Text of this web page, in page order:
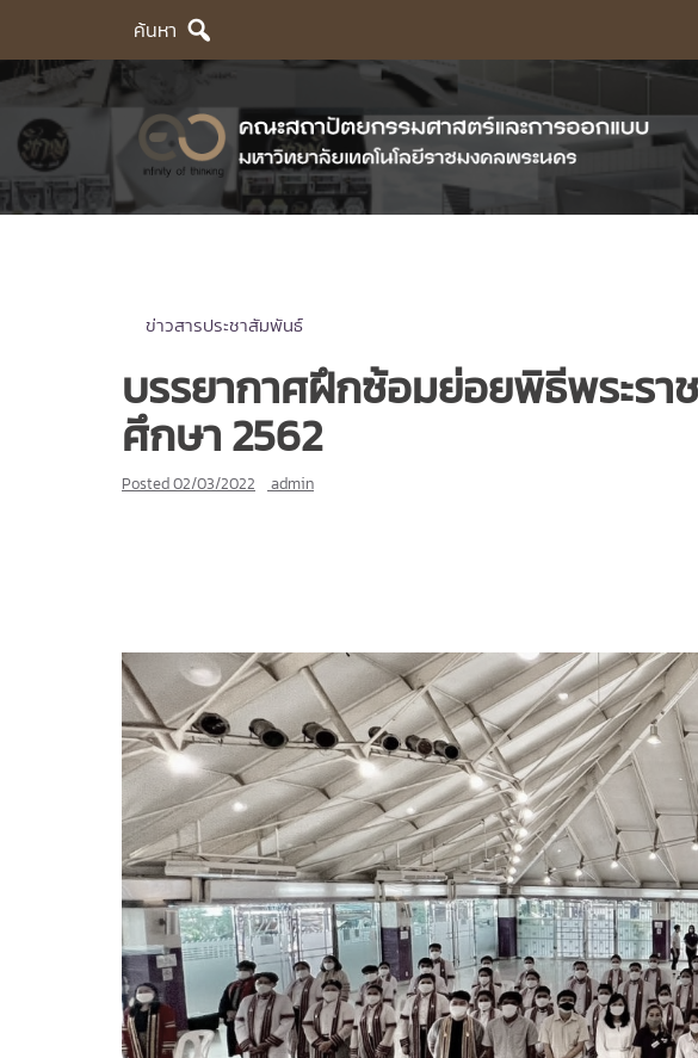
content
ค้นหา
ข่าวสารประชาสัมพันธ์
บรรยากาศฝึกซ้อมย่อยพิธีพระร
ศึกษา 2562
Posted02/03/2022 admin